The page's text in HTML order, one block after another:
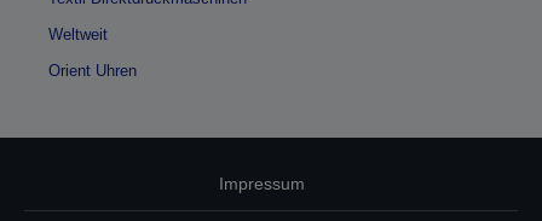
Weltweit
Orient Uhren
Impressum